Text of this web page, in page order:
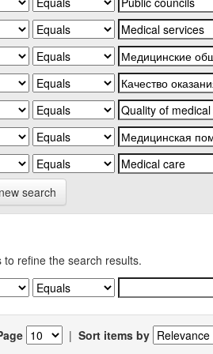
search
to refine the search results.
| Sort items by